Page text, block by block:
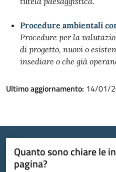
Procedure ambientali
Procedure per la
di progetto, nuovi o
insediare o che già
Ultimo aggiornamento: 14/01/
Quanto sono chiare le
pagina?